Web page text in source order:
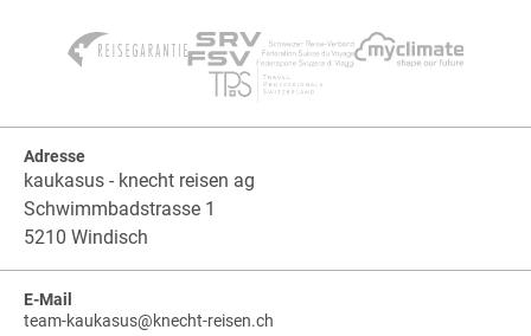
Adresse
kaukasus - knecht reisen ag
Schwimmbadstrasse 1
5210 Windisch
E-Mail
team-kaukasus@knecht-reisen.ch